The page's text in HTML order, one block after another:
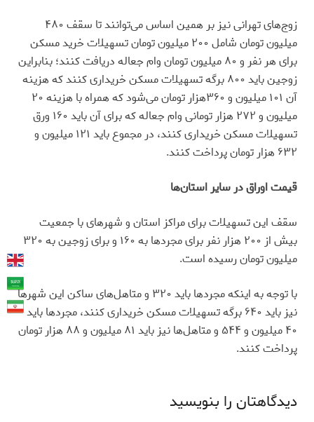
زوج‌های تهرانی نیز بر همین اساس می‌توانند تا سقف ۴۸۰
میلیون تومان شامل ۲۰۰ میلیون تومان تسهیلات خرید مسکن
برای هر نفر و ۸۰ میلیون تومان وام جعاله دریافت کنند؛ بنابراین
زوجین باید ۸۰۰ برگه تسهیلات مسکن خریداری کنند که هزینه
آن ۱۰۱ میلیون و ۳۶۰هزار تومان می‌شود که همراه با هزینه ۲۰
میلیون و ۲۷۲ هزار تومانی وام جعاله که برای آن باید ۱۶۰ ورق
تسهیلات مسکن خریداری کنند، در مجموع باید ۱۲۱ میلیون و
۶۳۲ هزار تومان پرداخت کنند.
قیمت اوراق در سایر استان‌ها
سقف این تسهیلات برای مراکز استان و شهرهای با جمعیت
بیش از ۲۰۰ هزار نفر برای مجردها به ۱۶۰ و برای زوجین به ۳۲۰
میلیون تومان رسیده است.
با توجه به اینکه مجردها باید ۳۲۰ و متاهل‌های ساکن این شهرها
نیز باید ۶۴۰ برگه تسهیلات مسکن خریداری کنند، مجردها باید
۴۰ میلیون و ۵۴۴ و متاهل‌ها نیز باید ۸۱ میلیون و ۸۸ هزار تومان
پرداخت کنند.
دیدگاهتان را بنویسید